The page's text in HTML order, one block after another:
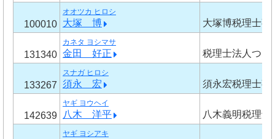
100010
オオツカ ヒロシ
大塚 博 大塚博税理士事
131340
カネタ ヨシマサ
金田 好正 税理士法人つ
133267
スナガ ヒロシ
須永 宏 須永宏税理士事
142639
ヤギ ヨウヘイ
八木 洋平 八木義明税理士
ヤギ ヨシアキ